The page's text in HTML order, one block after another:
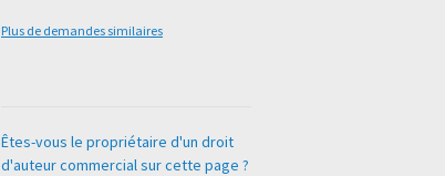
Plus de demandes similaires
Êtes-vous le propriétaire d'un droit
d'auteur commercial sur cette page ?